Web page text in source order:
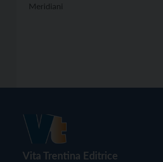
Meridiani
Vita Trentina Editrice